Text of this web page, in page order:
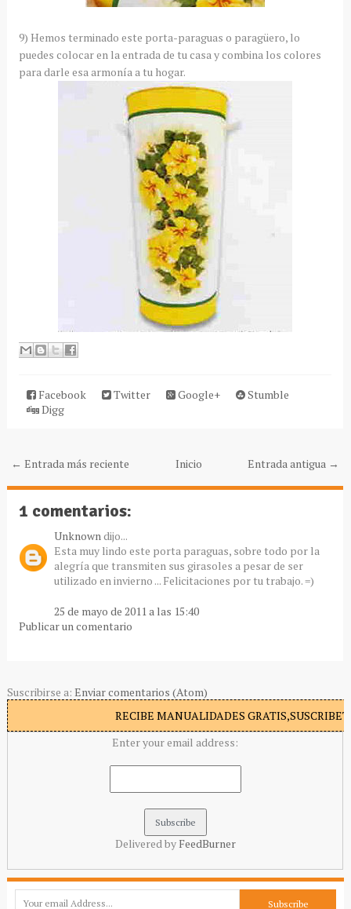
9) Hemos terminado este porta-paraguas o paragüero, lo
puedes colocar en la entrada de tu casa y combina los colores
para darle esa armonía a tu hogar.
Facebook Twitter Google+
Stumble
Digg
← Entrada más reciente Entrada antigua →
Inicio
1 comentarios:
Unknowndijo...
Esta muy lindo este porta paraguas, sobre todo por la
alegría que transmiten sus girasoles a pesar de ser
utilizado en invierno ... Felicitaciones por tu trabajo. =)
25 de mayo de 2011 a las 15:40
Publicar un comentario
Suscribirse a: Enviar comentarios (Atom)
RECIBE MANUALIDADES
Enter your email address:
Delivered by FeedBurner